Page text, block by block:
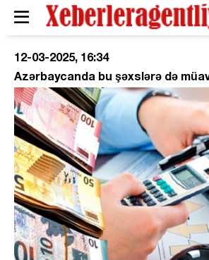
12-03-2025, 16:34
Azərbaycanda bu şəxslərə də